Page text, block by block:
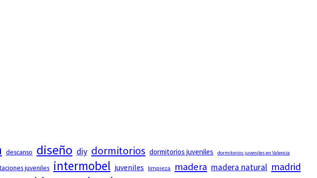
descanso diseño diy dormitorios dormitorios juveniles dormitorios juveniles en Valencia
juveniles intermobel juveniles limpieza madera madera natural madrid